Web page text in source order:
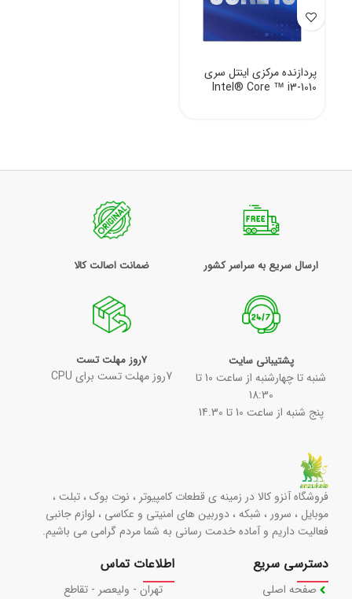
پردازنده مرکزی اینتل سری
Intel® Core ™ i3-1010
ارسال سریع به سراسر کشور ضمانت اصالت کالا
پشتیبانی سایت
شنبه تا چهارشنبه از ساعت 10 تا
18:30
پنج شنبه از ساعت 10 تا 14.30
7روز مهلت تست
7روز مهلت تست برای CPU
فروشگاه آنزو کالا در زمینه ی قطعات کامپیوتر ، نوت بوک ، تبلت ،
موبایل ، سرور ، شبکه ، دوربین های امنیتی و عکاسی ، لوازم جانبی
فعالیت داریم و آماده خدمت رسانی به شما مردم گرامی می باشیم.
دسترسی سریع
صفحه اصلی
اطلاعات تماس
تهران - ولیعصر - تقاطع